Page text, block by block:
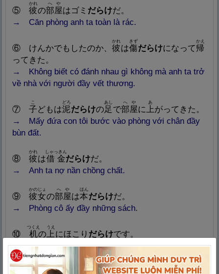
⑤ 彼
かれ
の部屋
へや
はゴミ だらけだ。
→ Căn phòng anh ta toàn là rác.
⑥ けんかでもしたのか、 彼
かれ
は傷
Nghĩa: Vết đau, vết thương, bị
きず
だらけになって帰
かえ
ってきた。
→ Không biết có đánh nhau gì không mà anh ta trở
về nhà với người đầy vết thương.
⑦ 子
こ
どもは泥
どろ
だらけの足
あし
で部屋
へや
に 上
あ
がってきた。
→ Mấyđứa con tôi bước vào phòng với chân đầy
bùn đất.
⑧ 彼
phương
かれ
は借 金
しゃっきん
だらけだ。
→ Anh ta nợ nần chồng chất.
⑨ 彼
phương
女
かのじょ
の部屋
へや
は本
ほん
だらけだ。
→ Phòng cô ấy đầy những sách.
⑩ 机
つくえ
の 上
Nghĩa: Trên, phía trên, đưa lên,
cưỡi lên
うえ
にほこり だらけです。
→Trên bàn đầy bụi.
⑪ 彼 女
かのじょ
は学 生
がくせい
間違
まちが
いだらけの作文
さくぶん
を家
いえ
へ持
も
ち